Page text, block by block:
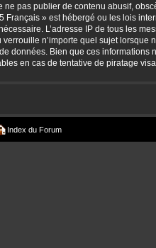
ne pas publier de contenu abusif,
Français » est hébergé ou les lois
L’adresse IP de tous les
n’importe quel sujet lorsque
données. Bien que ces informations
en cas de tentative de piratage
Index du Forum